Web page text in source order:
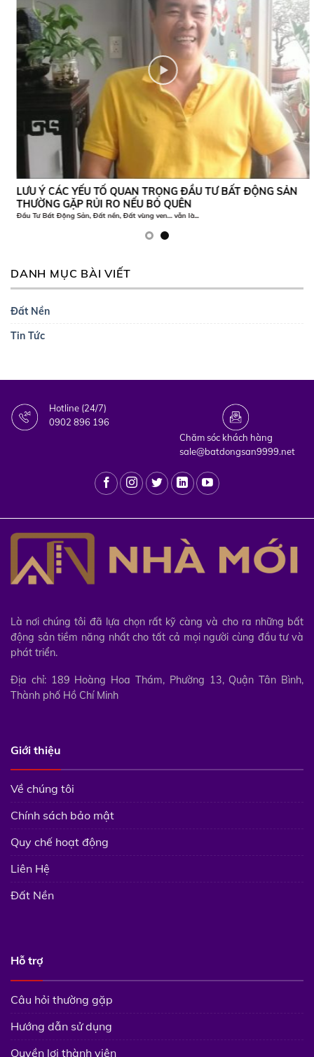
LƯU Ý CÁC YẾU TỐ QUAN TRỌNG ĐẦU TƯ BẤT ĐỘNG SẢN
THƯỜNG GẶP RỦI RO NẾU BỎ QUÊN
Đầu Tư Bất Động Sản, Đất nền, Đất vùng ven… vẫn là...
DANH MỤC BÀI VIẾT
Đất Nền
Tin Tức
Hotline (24/7)
0902 896 196
Chăm sóc khách hàng
sale@batdongsan9999.net
Là nơi chúng tôi đã lựa chọn rất kỹ càng và cho ra những bất
động sản tiềm năng nhất cho tất cả mọi người cùng đầu tư và
phát triển.
Địa chỉ: 189 Hoàng Hoa Thám, Phường 13, Quận Tân Bình,
Thành phố Hồ Chí Minh
Giới thiệu
Về chúng tôi
Chính sách bảo mật
Quy chế hoạt động
Liên Hệ
Đất Nền
Hỗ trợ
Câu hỏi thường gặp
Hướng dẫn sử dụng
Quyền lợi thành viên